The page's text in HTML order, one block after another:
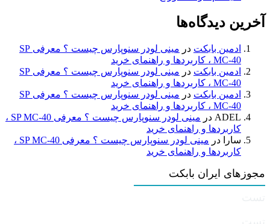
آخرین دیدگاه‌ها
ادمین بابکت در
مینی لودر سنوپارس چیست ؟ معرفی SP
MC-40 ، کاربردها و راهنمای خرید
ادمین بابکت در
مینی لودر سنوپارس چیست ؟ معرفی SP
MC-40 ، کاربردها و راهنمای خرید
ادمین بابکت در
مینی لودر سنوپارس چیست ؟ معرفی SP
MC-40 ، کاربردها و راهنمای خرید
ADEL در
مینی لودر سنوپارس چیست ؟ معرفی SP MC-40 ،
کاربردها و راهنمای خرید
سارا
در
مینی لودر سنوپارس چیست ؟ معرفی SP MC-40 ،
کاربردها و راهنمای خرید
مجوزهای ایران بابکت